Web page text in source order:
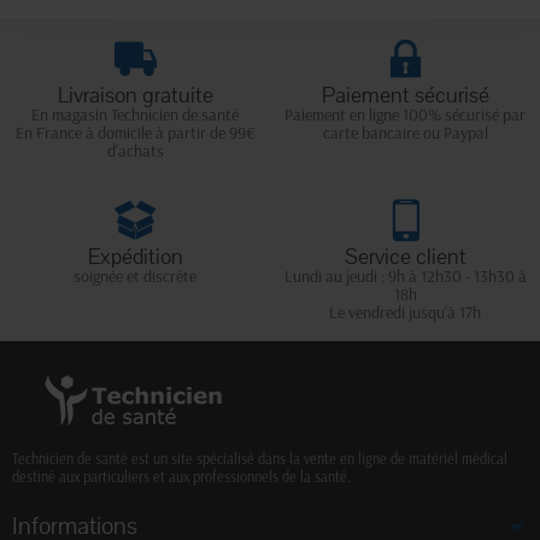
Livraison gratuite
En magasin Technicien de santé
En France à domicile à partir de 99€
d'achats
Paiement sécurisé
Paiement en ligne 100% sécurisé par
carte bancaire ou Paypal
Expédition
soignée et discrète
Service client
Lundi au jeudi : 9h à 12h30 - 13h30 à
18h
Le vendredi jusqu'à 17h
Technicien de santé est un site spécialisé dans la vente en ligne de matériel médical
destiné aux particuliers et aux professionnels de la santé.
Informations